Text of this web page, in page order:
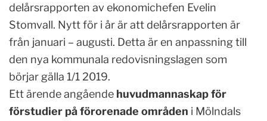
delårsrapporten av ekonomichefen Evelin
Stomvall. Nytt för i år är att delårsrapporten är
från januari – augusti. Detta är en anpassning till
den nya kommunala redovisningslagen som
börjar gälla 1/1 2019.
Ett ärende angående huvudmannaskap för
förstudier på förorenade områden i Mölndals